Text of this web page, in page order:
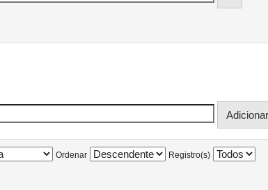
Ordenar Registro(s)